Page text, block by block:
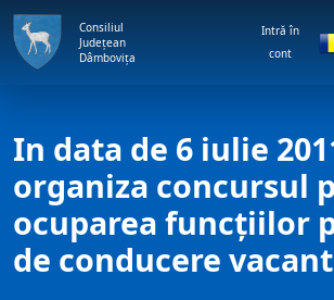
Consiliul
Județean
Dâmbovița
Intră în
cont
In data de 6 iulie
organiza concursul
ocuparea funcţiilor
de conducere